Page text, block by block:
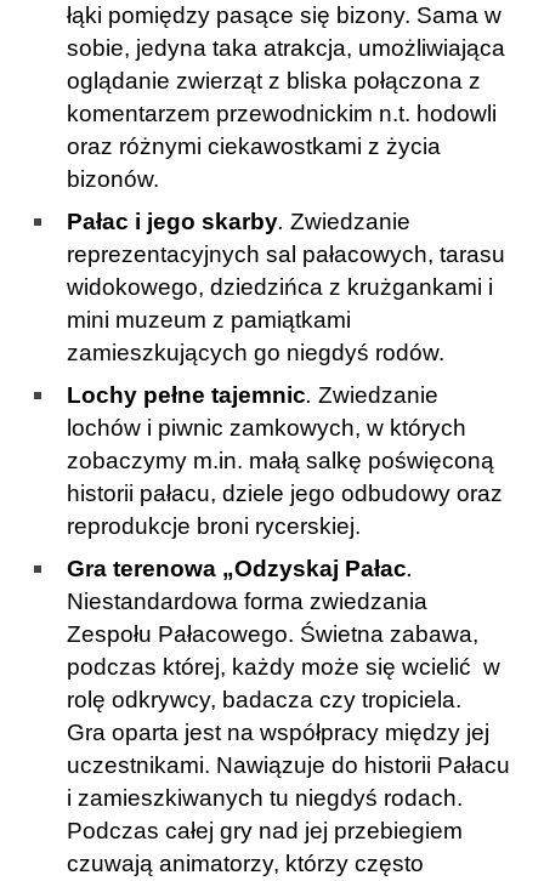
łąki pomiędzy pasące się bizony. Sama w
sobie, jedyna taka atrakcja, umożliwiająca
oglądanie zwierząt z bliska połączona z
komentarzem przewodnickim n.t. hodowli
oraz różnymi ciekawostkami z życia
bizonów.
Pałac i jego skarby. Zwiedzanie
reprezentacyjnych sal pałacowych, tarasu
widokowego, dziedzińca z krużgankami i
mini muzeum z pamiątkami
zamieszkujących go niegdyś rodów.
Lochy pełne tajemnic. Zwiedzanie
lochów i piwnic zamkowych, w których
zobaczymy m.in. małą salkę poświęconą
historii pałacu, dziele jego odbudowy oraz
reprodukcje broni rycerskiej.
Gra terenowa „Odzyskaj Pałac.
Niestandardowa forma zwiedzania
Zespołu Pałacowego. Świetna zabawa,
podczas której, każdy może się wcielić w
rolę odkrywcy, badacza czy tropiciela.
Gra oparta jest na współpracy między jej
uczestnikami. Nawiązuje do historii Pałacu
i zamieszkiwanych tu niegdyś rodach.
Podczas całej gry nad jej przebiegiem
czuwają animatorzy, którzy często